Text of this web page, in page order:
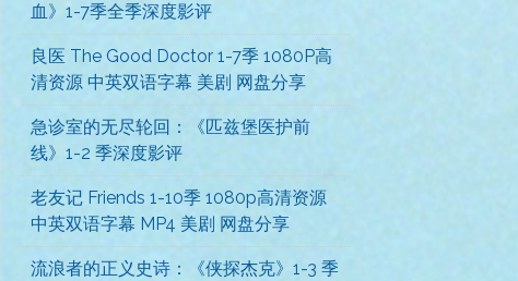
血》1-7季全季深度影评
良医 The Good Doctor 1-7季 1080P高
清资源 中英双语字幕 美剧 网盘分享
急诊室的无尽轮回：《匹兹堡医护前
线》1-2 季深度影评
老友记 Friends 1-10季 1080p高清资源
中英双语字幕 MP4 美剧 网盘分享
流浪者的正义史诗：《侠探杰克》1-3 季